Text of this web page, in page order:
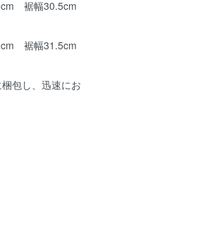
裾幅30.5cm
裾幅31.5cm
包し、迅速にお